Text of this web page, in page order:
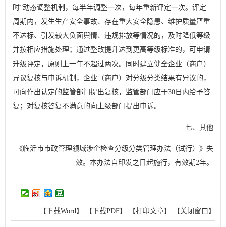
时”动态调整机制，每半年调整一次，每年重新评定一次。评定
周期内，发生生产安全事故、存在重大安全隐患、维护质量严重
不达标、引发较大负面舆情、违规排放等情况的，及时降低等级
并按相应措施处理；通过整改提升达到更高等级标准的，可申请
升级评定，原则上一年不超过两次。同时建立健全企业（商户）
异议复核与申诉机制，企业（商户）对分级分类结果有异议的，
可向作出认定的监管部门提出复核，监管部门应于30日内给予答
复；对复核答复不满意的向上级部门提出申诉。
七、其他
《临沂市市政管理领域涉企检查分级分类管理办法（试行）》失
效。本办法自印发之日起施行，有效期2年。
【下载Word】 【下载PDF】 【打印文章】 【关闭窗口】